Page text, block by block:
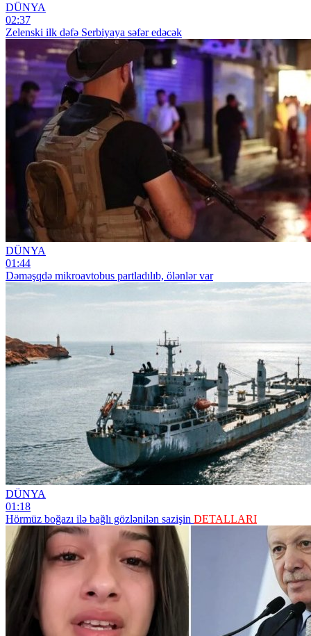
DÜNYA
02:37
Zelenski ilk dəfə Serbiyaya səfər edəcək
DÜNYA
01:44
Dəməşqdə mikroavtobus partladılıb, ölənlər var
DÜNYA
01:18
Hörmüz boğazı ilə bağlı gözlənilən sazişin DETALLARI